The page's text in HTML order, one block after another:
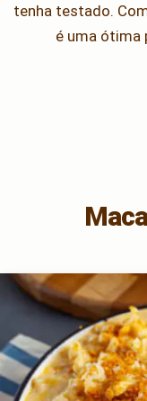
tenha testado.
é uma ótima